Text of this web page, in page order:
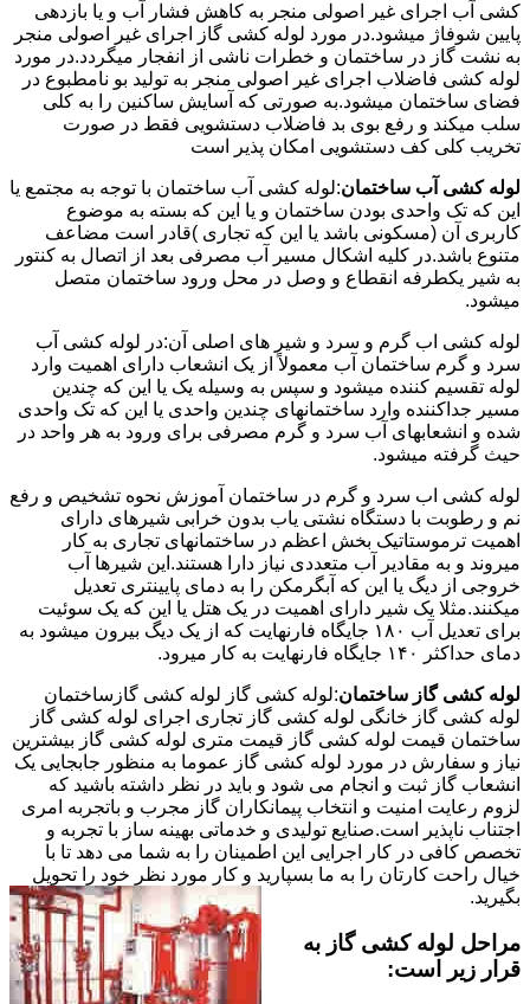
کشی آب اجرای غیر اصولی منجر به کاهش فشار آب و یا بازدهی
پایین شوفاژ میشود.در مورد لوله کشی گاز اجرای غیر اصولی منجر
به نشت گاز در ساختمان و خطرات ناشی از انفجار میگردد.در مورد
لوله کشی فاضلاب اجرای غیر اصولی منجر به تولید بو نامطبوع در
فضای ساختمان میشود.به صورتی که آسایش ساکنین را به کلی
سلب میکند و رفع بوی بد فاضلاب دستشویی فقط در صورت
تخریب کلی کف دستشویی امکان پذیر است
لوله کشی آب ساختمان:لوله کشی آب ساختمان با توجه به مجتمع یا
این که تک واحدی بودن ساختمان و یا این که بسته به موضوع
کاربری آن (مسکونی باشد یا این که تجاری )قادر است مضاعف
متنوع باشد.در کلیه اشکال مسیر آب مصرفی بعد از اتصال به کنتور
به شیر یکطرفه انقطاع و وصل در محل ورود ساختمان متصل
میشود.
لوله کشی اب گرم و سرد و شیر های اصلی آن:در لوله کشی آب
سرد و گرم ساختمان آب معمولاً از یک انشعاب دارای اهمیت وارد
لوله تقسیم کننده میشود و سپس به وسیله یک یا این که چندین
مسیر جداکننده وارد ساختمانهای چندین واحدی یا این که تک واحدی
شده و انشعابهای آب سرد و گرم مصرفی برای ورود به هر واحد در
حیث گرفته میشود.
لوله کشی اب سرد و گرم در ساختمان آموزش نحوه تشخیص و رفع
نم و رطوبت با دستگاه نشتی یاب بدون خرابی شیرهای دارای
اهمیت ترموستاتیک بخش اعظم در ساختمانهای تجاری به کار
میروند و به مقادیر آب متعددی نیاز دارا هستند.این شیرها آب
خروجی از دیگ یا این که آبگرمکن را به دمای پایینتری تعدیل
میکنند.مثلا یک شیر دارای اهمیت در یک هتل یا این که یک سوئیت
برای تعدیل آب ۱۸۰ جایگاه فارنهایت که از یک دیگ بیرون میشود به
دمای حداکثر ۱۴۰ جایگاه فارنهایت به کار میرود.
لوله کشی گاز ساختمان:لوله کشی گاز لوله کشی گازساختمان
لوله کشی گاز خانگی لوله کشی گاز تجاری اجرای لوله کشی گاز
ساختمان قیمت لوله کشی گاز قیمت متری لوله کشی گاز بیشترین
نیاز و سفارش در مورد لوله کشی گاز عموما به منظور جابجایی یک
انشعاب گاز ثبت و انجام می شود و باید در نظر داشته باشید که
لزوم رعایت امنیت و انتخاب پیمانکاران گاز مجرب و باتجربه امری
اجتناب ناپذیر است.صنایع تولیدی و خدماتی بهینه ساز با تجربه و
تخصص کافی در کار اجرایی این اطمینان را به شما می دهد تا با
خیال راحت کارتان را به ما بسپارید و کار مورد نظر خود را تحویل
بگیرید.
مراحل لوله کشی گاز به
قرار زیر است: